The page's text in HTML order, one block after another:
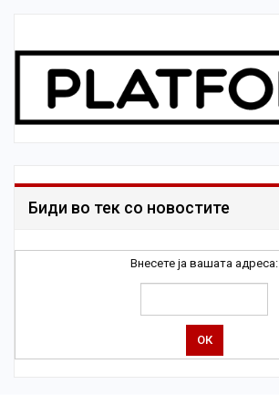
Биди во тек со новостите
Внесете ја вашата адреса: